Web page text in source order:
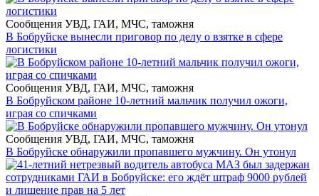
Сообщения УВД, ГАИ, МЧС, таможня
В Бобруйске вынесли приговор по делу о взятке в сфере
логистики
Сообщения УВД, ГАИ, МЧС, таможня
В Бобруйском районе 10-летний мальчик получил ожоги,
играя со спичками
Сообщения УВД, ГАИ, МЧС, таможня
В Бобруйске обнаружили пропавшего мужчину. Он утонул